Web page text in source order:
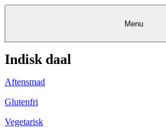
KantineKantine
Frokostordning
Catering
Madkurser
& Teambuilding
Opskrifter
Restauranter
Bagerier
Foodservice
Detail
Projekter
rådgivning
Eventkalender
Køb Købgavekort
Kundeservice
Menu
Indisk daal
Aftensmad
Glutenfri
Vegetarisk